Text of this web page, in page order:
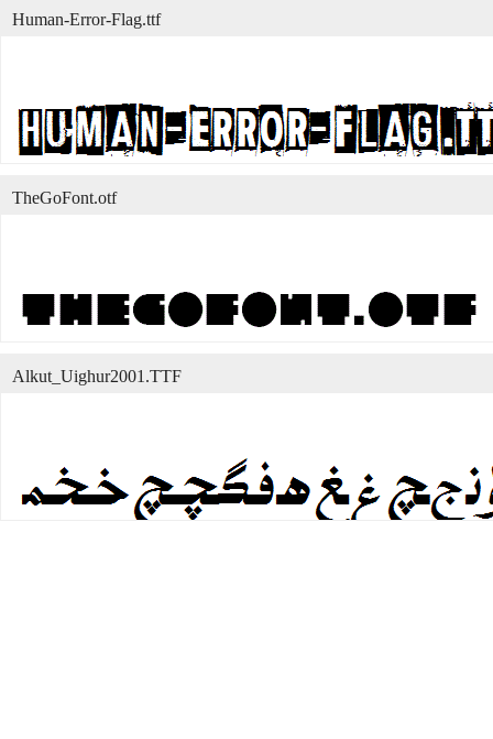
Human-Error-Flag.ttf
TheGoFont.otf
Alkut_Uighur2001.TTF